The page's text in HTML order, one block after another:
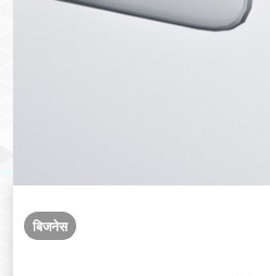
बिजनेस